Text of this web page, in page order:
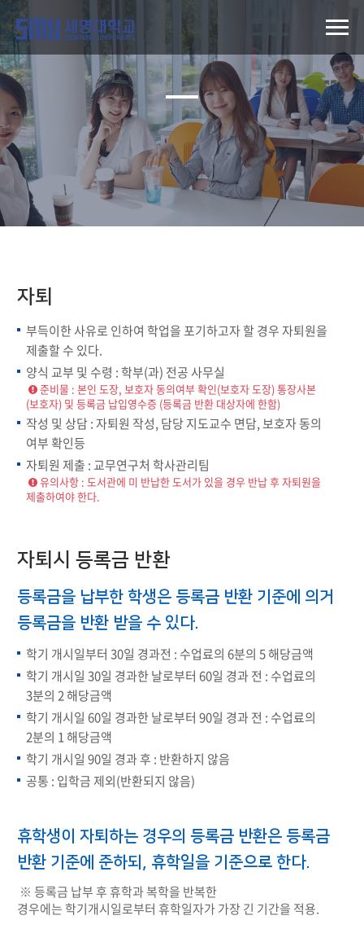
자퇴
부득이한 사유로 인하여 학업을 포기하고자 할 경우 자퇴원을
제출할 수 있다.
양식 교부 및 수령 : 학부(과) 전공 사무실
준비물 : 본인 도장, 보호자 동의여부 확인(보호자 도장) 통장사본
(보호자) 및 등록금 납입영수증 (등록금 반환 대상자에 한함)
작성 및 상담 : 자퇴원 작성, 담당 지도교수 면담, 보호자 동의
여부 확인등
자퇴원 제출 : 교무연구처 학사관리팀
유의사항 : 도서관에 미 반납한 도서가 있을 경우 반납 후 자퇴원을
제출하여야 한다.
자퇴시 등록금 반환
등록금을 납부한 학생은 등록금 반환 기준에 의거
등록금을 반환 받을 수 있다.
학기 개시일부터 30일 경과전 : 수업료의 6분의 5 해당금액
학기 개시일 30일 경과한 날로부터 60일 경과 전 : 수업료의
3분의 2 해당금액
학기 개시일 60일 경과한 날로부터 90일 경과 전 : 수업료의
2분의 1 해당금액
학기 개시일 90일 경과 후 : 반환하지 않음
공통 : 입학금 제외(반환되지 않음)
휴학생이 자퇴하는 경우의 등록금 반환은 등록금
반환 기준에 준하되, 휴학일을 기준으로 한다.
※ 등록금 납부 후 휴학과 복학을 반복한
경우에는 학기개시일로부터 휴학일자가 가장 긴 기간을 적용.